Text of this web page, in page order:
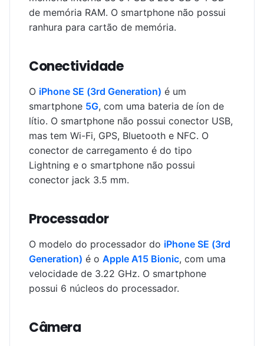
de memória RAM. O smartphone não possui
ranhura para cartão de memória.
Conectividade
O iPhone SE (3rd Generation) é um
smartphone 5G, com uma bateria de íon de
lítio. O smartphone não possui conector USB,
mas tem Wi-Fi, GPS, Bluetooth e NFC. O
conector de carregamento é do tipo
Lightning e o smartphone não possui
conector jack 3.5 mm.
Processador
O modelo do processador do iPhone SE (3rd
Generation) é o Apple A15 Bionic, com uma
velocidade de 3.22 GHz. O smartphone
possui 6 núcleos do processador.
Câmera